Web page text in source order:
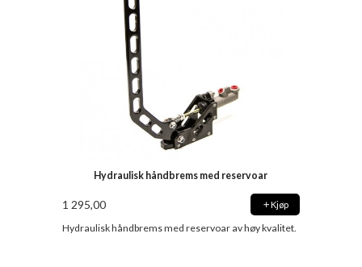
Hydraulisk håndbrems med reservoar
1 295,00 Kjøp
Hydraulisk håndbrems med reservoar av høy kvalitet.